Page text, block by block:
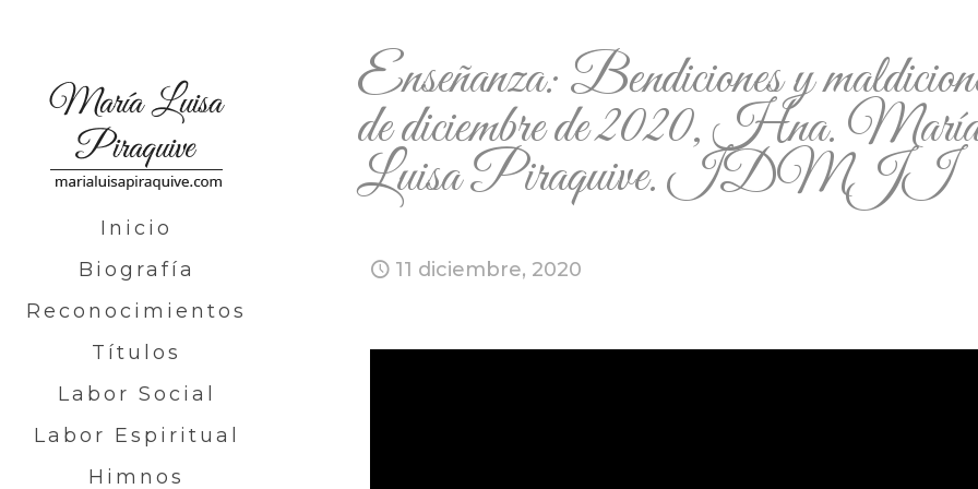
Inicio
Biografía
Reconocimientos
Títulos
Labor Social
Labor Espiritual
Himnos
Enseñanza: Bendiciones y
de diciembre de 2020, Hna.
Luisa Piraquive. IDMJI
11 diciembre, 2020